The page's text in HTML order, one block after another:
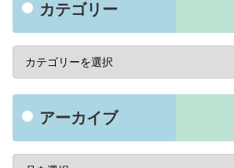
カテゴリー
アーカイブ